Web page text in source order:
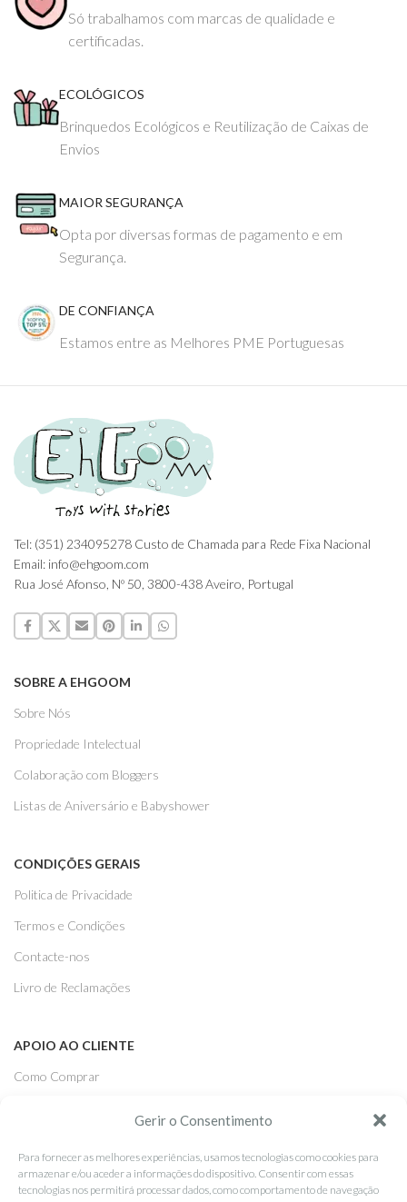
Gerir o Consentimento
Para fornecer as melhores experiências, usamos tecnologias como cookies para
armazenar e/ou aceder a informações do dispositivo. Consentir com essas
tecnologias nos permitirá processar dados, como comportamento de navegação
Só trabalhamos com marcas de qualidade e
certificadas.
ECOLÓGICOS
Brinquedos Ecológicos e Reutilização de Caixas de
Envios
MAIOR SEGURANÇA
Opta por diversas formas de pagamento e em
Segurança.
DE CONFIANÇA
Estamos entre as Melhores PME Portuguesas
Tel: (351) 234095278 Custo de Chamada para Rede Fixa Nacional
Email: info@ehgoom.com
Rua José Afonso, Nº 50, 3800-438 Aveiro, Portugal
SOBRE A EHGOOM
Sobre Nós
Propriedade Intelectual
Colaboração com Bloggers
Listas de Aniversário e Babyshower
CONDIÇÕES GERAIS
Politica de Privacidade
Termos e Condições
Contacte-nos
Livro de Reclamações
APOIO AO CLIENTE
Como Comprar
Trocas e Devoluções